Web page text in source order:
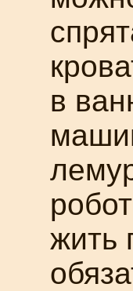
в
жить